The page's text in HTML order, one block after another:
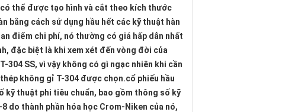
thể được tạo hình và cắt theo kích thước
bằng cách sử dụng hầu hết các kỹ thuật hàn
điểm chi phí, nó thường có giá hấp dẫn nhất
đặc biệt là khi xem xét đến vòng đời của
SS, vì vậy không có gì ngạc nhiên khi cần
không gỉ T-304 được chọn.cổ phiếu hầu
thuật phi tiêu chuẩn, bao gồm thông số kỹ
do thành phần hóa học Crom-Niken của nó,